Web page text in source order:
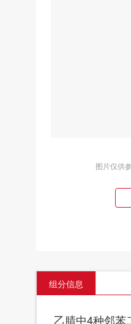
图片仅供
组分信息
乙腈中4种邻苯